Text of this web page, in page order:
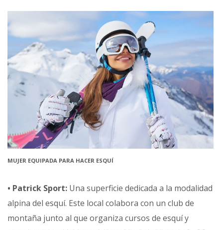
MUJER EQUIPADA PARA HACER ESQUÍ
• Patrick Sport: Una superficie dedicada a la modalidad
alpina del esquí. Este local colabora con un club de
montaña junto al que organiza cursos de esquí y